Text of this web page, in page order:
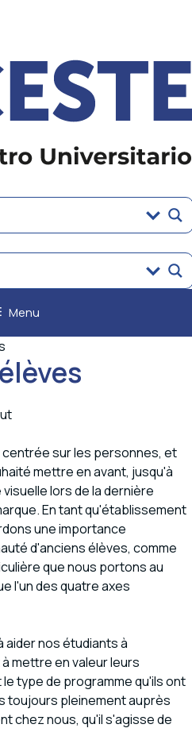
Menu
sur les personnes, et
mettre en avant, jusqu'à
lors de la dernière
En tant qu'établissement
une importance
d'anciens élèves, comme
que nous portons au
l'un des quatre axes
nos étudiants à
mettre en valeur leurs
type de programme qu'ils ont
toujours pleinement auprès
chez nous, qu'il s'agisse de